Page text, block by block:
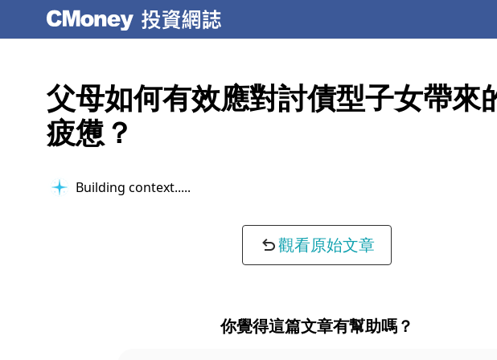
父母如何有效應對討債型子女帶來
疲憊？
Organizing insights...
觀看原始文章
你覺得這篇文章有幫助嗎？